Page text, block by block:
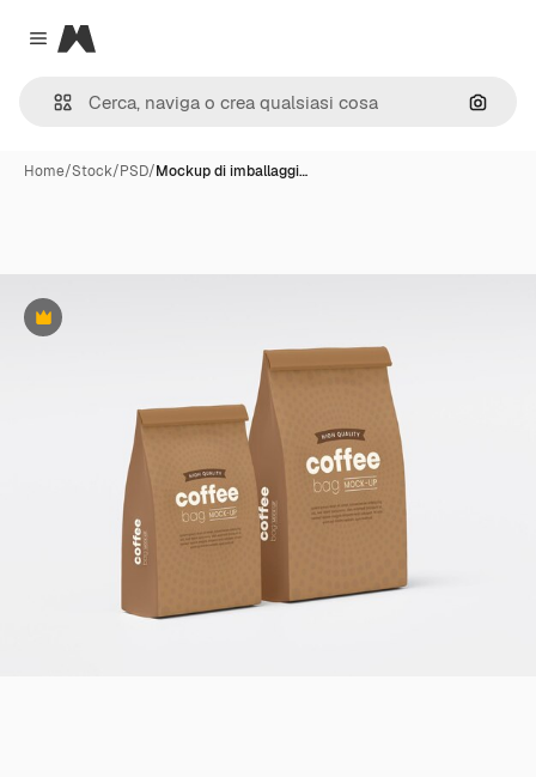
Close menu
Magnific
Cerca
Home/Stock/PSD/Mockup di imballaggi…
Premium